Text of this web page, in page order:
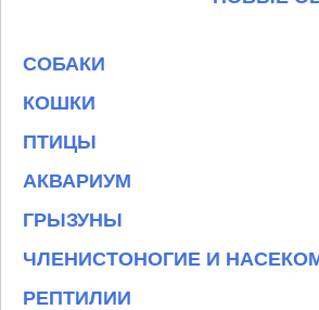
СОБАКИ
КОШКИ
ПТИЦЫ
АКВАРИУМ
ГРЫЗУНЫ
ЧЛЕНИСТОНОГИЕ И
РЕПТИЛИИ